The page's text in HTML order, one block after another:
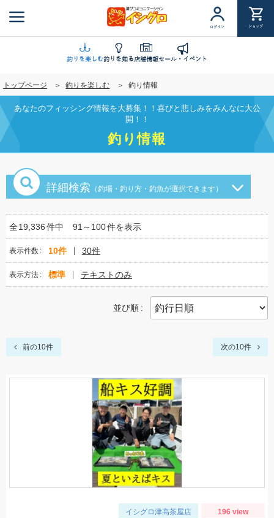
ン
に
移
動
ログイン ショップ
釣りを楽しむ釣りを知る店舗情報セール・イベント
トップページ 釣りを楽しむ 釣り情報
あなたのフィッシング情報を大募集！！喜びと悲しみをみんなに大公
開！！
釣り情報
詳細検索 （釣場・釣り方・釣魚が選択できます）
全19,336件中 91～100件を表示
表示件数 10件 30件
表示方法 標準 テキストのみ
並び順
前の10件 次の10件
イシグロ津高茶屋店 196 view